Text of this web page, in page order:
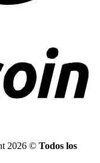
2026 © Todos los